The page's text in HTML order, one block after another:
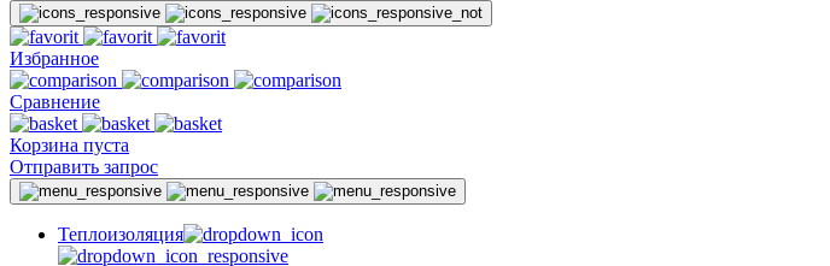
Избранное
Сравнение
Корзина пуста
Отправить запрос
Теплоизоляция